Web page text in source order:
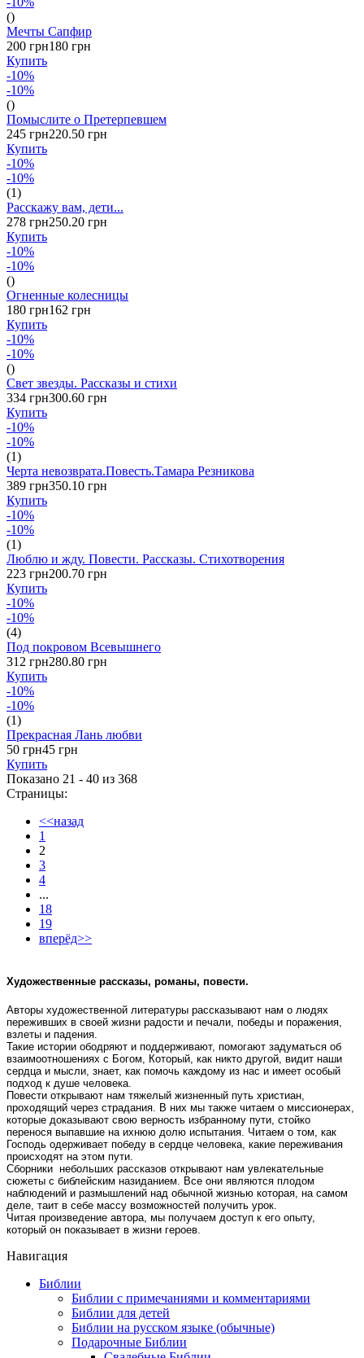
()
Мечты Сапфир
200 грн180 грн
Купить
-10%
-10%
()
Помыслите о Претерпевшем
245 грн220.50 грн
Купить
-10%
-10%
(1)
Расскажу вам, дети...
278 грн250.20 грн
Купить
-10%
-10%
()
Огненные колесницы
180 грн162 грн
Купить
-10%
-10%
()
Свет звезды. Рассказы и стихи
334 грн300.60 грн
Купить
-10%
-10%
(1)
Черта невозврата.Повесть.Тамара Резникова
389 грн350.10 грн
Купить
-10%
-10%
(1)
Люблю и жду. Повести. Рассказы. Стихотворения
223 грн200.70 грн
Купить
-10%
-10%
(4)
Под покровом Всевышнего
312 грн280.80 грн
Купить
-10%
-10%
(1)
Прекрасная Лань любви
50 грн45 грн
Купить
Показано 21 - 40 из 368
Страницы:
<<назад
1
2
3
4
...
18
19
вперёд>>
Художественные рассказы, романы, повести.
Авторы художественной литературы рассказывают нам о людях
переживших в своей жизни радости и печали, победы и поражения,
взлеты и падения.
Такие истории ободряют и поддерживают, помогают задуматься об
взаимоотношениях с Богом, Который, как никто другой, видит наши
сердца и мысли, знает, как помочь каждому из нас и имеет особый
подход к душе человека.
Повести открывают нам тяжелый жизненный путь христиан,
проходящий через страдания. В них мы также читаем о миссионерах,
которые доказывают свою верность избранному пути, стойко
перенося выпавшие на ихнюю долю испытания. Читаем о том, как
Господь одерживает победу в сердце человека, какие переживания
происходят на этом пути.
Сборники небольших рассказов открывают нам увлекательные
сюжеты с библейским назиданием. Все они являются плодом
наблюдений и размышлений над обычной жизнью которая, на самом
деле, таит в себе массу возможностей получить урок.
Читая произведение автора, мы получаем доступ к его опыту,
который он показывает в жизни героев.
Навигация
Библии
Библии с примечаниями и комментариями
Библии для детей
Библии на русском языке (обычные)
Подарочные Библии